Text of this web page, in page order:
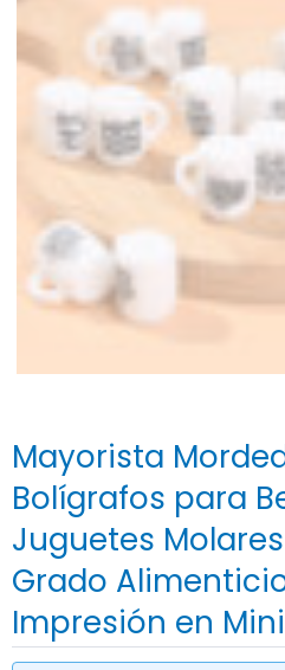
Mayorista
Bolígrafos para
Juguetes
Grado
Impresión en